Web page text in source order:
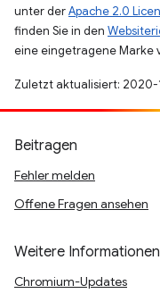
unter derApache 2.0
finden Sie in den
eine eingetragene Marke
Zuletzt aktualisiert: 2020-
Beitragen
Fehler melden
Offene Fragen ansehen
Weitere Informationen
Chromium-Updates